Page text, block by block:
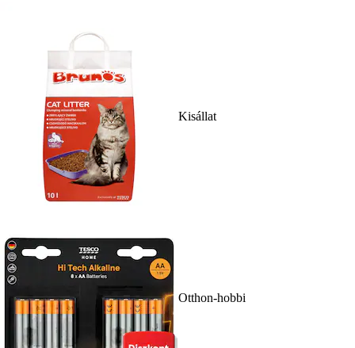
Kisállat
Otthon-hobbi